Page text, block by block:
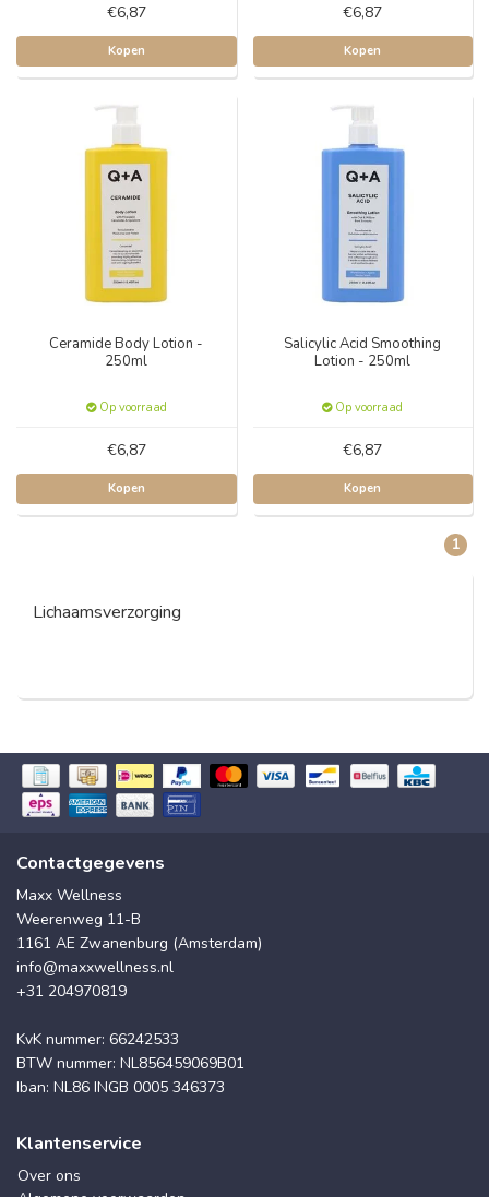
€6,87
Kopen
€6,87
Kopen
Ceramide Body Lotion -
250ml
Op voorraad
€6,87
Kopen
Salicylic Acid Smoothing
Lotion - 250ml
Op voorraad
€6,87
Kopen
1
Lichaamsverzorging
Contactgegevens
Maxx Wellness
Weerenweg 11-B
1161 AE Zwanenburg (Amsterdam)
info@maxxwellness.nl
+31 204970819
KvK nummer: 66242533
BTW nummer: NL856459069B01
Iban: NL86 INGB 0005 346373
Klantenservice
Over ons